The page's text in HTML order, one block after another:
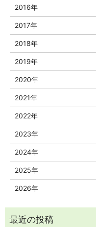
2016年
2017年
2018年
2019年
2020年
2021年
2022年
2023年
2024年
2025年
2026年